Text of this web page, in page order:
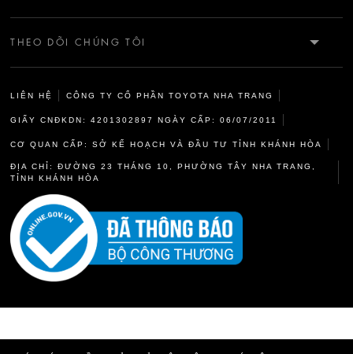
CSKH: 0912909032
ĐẶT HẸN DV: 0968187119
TIN TỨC
CHÍNH SÁCH & ĐIỀU KHOẢN
CHÍNH SÁCH BẢO MẬT THÔNG TIN CÁ NHÂN
THEO DÕI CHÚNG TÔI
LIÊN HỆ CÔNG TY CỔ PHẦN TOYOTA NHA TRANG
GIẤY CNĐKDN: 4201302897 NGÀY CẤP: 06/07/2011
CƠ QUAN CẤP: SỞ KẾ HOẠCH VÀ ĐẦU TƯ TỈNH KHÁNH HÒA
ĐỊA CHỈ: ĐƯỜNG 23 THÁNG 10, PHƯỜNG TÂY NHA TRANG,
TỈNH KHÁNH HÒA